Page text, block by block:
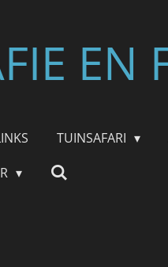
EN
TUINSAFARI